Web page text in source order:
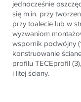
jednocześnie
się m.in. przy
przy toalecie lub w
wyzwaniom
wspornik podwójny
konstruowanie
profilu TECEprofil
i litej ściany.